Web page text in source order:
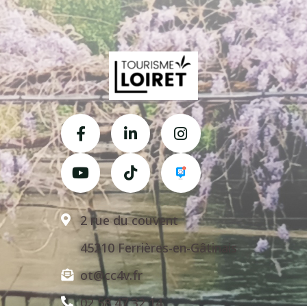
2 rue du couvent
45210 Ferrières-en-Gâtinais
ot@cc4v.fr
02 58 47 32 14